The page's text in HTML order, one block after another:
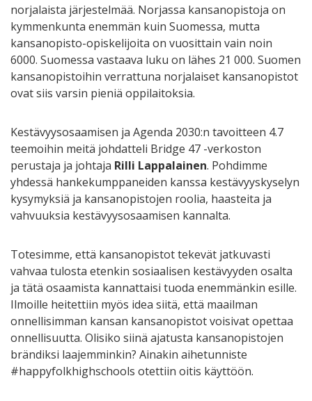
norjalaista järjestelmää. Norjassa kansanopistoja on
kymmenkunta enemmän kuin Suomessa, mutta
kansanopisto-opiskelijoita on vuosittain vain noin
6000. Suomessa vastaava luku on lähes 21 000. Suomen
kansanopistoihin verrattuna norjalaiset kansanopistot
ovat siis varsin pieniä oppilaitoksia.
Kestävyysosaamisen ja Agenda 2030:n tavoitteen 4.7
teemoihin meitä johdatteli Bridge 47 -verkoston
perustaja ja johtaja Rilli Lappalainen. Pohdimme
yhdessä hankekumppaneiden kanssa kestävyyskyselyn
kysymyksiä ja kansanopistojen roolia, haasteita ja
vahvuuksia kestävyysosaamisen kannalta.
Totesimme, että kansanopistot tekevät jatkuvasti
vahvaa tulosta etenkin sosiaalisen kestävyyden osalta
ja tätä osaamista kannattaisi tuoda enemmänkin esille.
Ilmoille heitettiin myös idea siitä, että maailman
onnellisimman kansan kansanopistot voisivat opettaa
onnellisuutta. Olisiko siinä ajatusta kansanopistojen
brändiksi laajemminkin? Ainakin aihetunniste
#happyfolkhighschools otettiin oitis käyttöön.